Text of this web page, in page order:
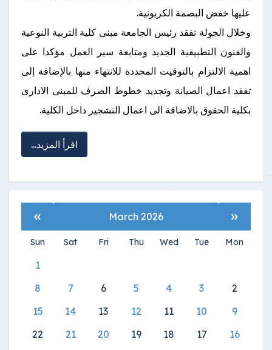
عليها خفض البصمة الكربونية.
وخلال الجولة تفقد رئيس الجامعة مبنى كلية التربية النوعية
والفنون التطبيقية الجديد ومتابعة سير العمل مؤكدا على
اهمية الالتزام بالتوقيت المحددة للانتهاء منها بالإضافة إلى
تفقد اعمال الصيانة وتجديد خطوط الصرف للمبنى الادارى
بكلية الحقوق بالاضافة الى اعمال التشجير داخل الكلية.
اقرأ المزيد...
«
March 2026
»
Mon
Tue
Wed
Thu
Fri
Sat
Sun
1
2
3
4
5
6
7
8
9
10
11
12
13
14
15
16
17
18
19
20
21
22